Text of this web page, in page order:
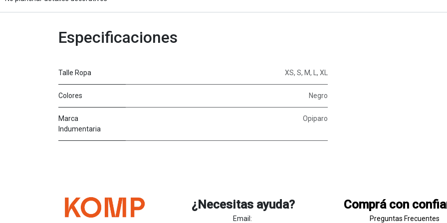
Especificaciones
Talle Ropa XS, S, M, , XL
Colores Negro
Marca
Indumentaria
Opiparo
¿Necesitas ayuda?
Email:
Comprá con
Preguntas Frecuentes